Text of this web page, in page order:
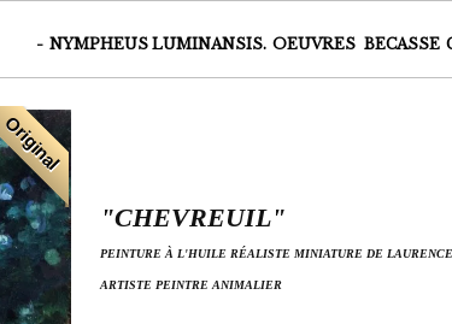
- NYMPHEUS LUMINANSIS. OEUVRES BECASSE
Original
"CHEVREUIL"
PEINTURE À L'HUILE RÉALISTE MINIATURE DE
ARTISTE PEINTRE ANIMALIER